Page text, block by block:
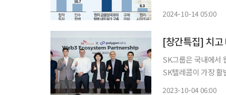
2024-10-14 05:00
[창간특집] 치
SK그룹은 국내에서
SK텔레콤이 가장 활발한 행보를 보이고
2023-10-04 06:00